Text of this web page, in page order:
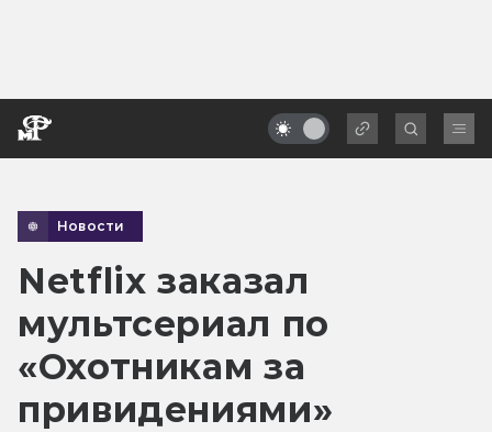
Новости
Netflix заказал
мультсериал по
«Охотникам за
привидениями»